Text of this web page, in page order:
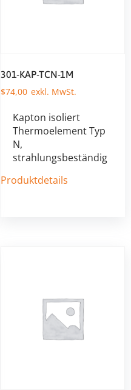
301-KAP-TCN-1M
$74,00
Kapton isoliert
Thermoelement Typ
N,
strahlungsbeständig
Produktdetails